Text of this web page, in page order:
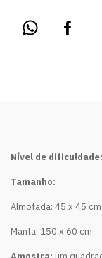
Nível de dificuldade:
Tamanho:
Almofada: 45 x 45 cm
Manta: 150 x 60 cm